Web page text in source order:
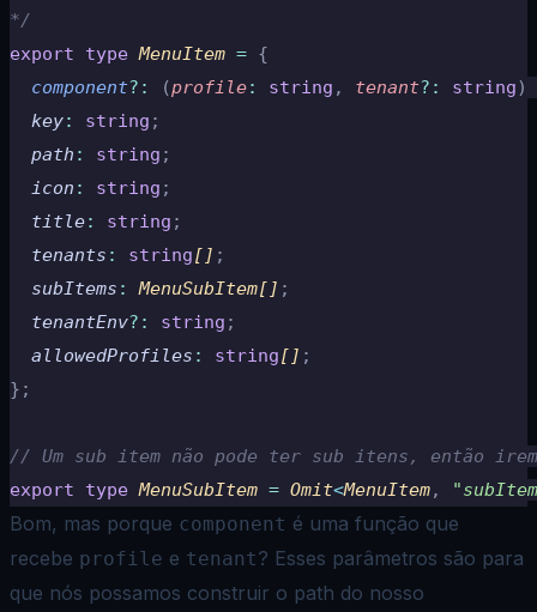
*/
export type MenuItem = {
  component
?: (profile: string , tenant?: string)
  key
: string ;
  path
: string ;
  icon
: string ;
  title
: string ;
  tenants
: string[] ;
  subItems
: MenuSubItem[] ;
  tenantEnv
?: string ;
  allowedProfiles
: string[] ;
};
// Um sub item não pode ter sub itens, então
export type MenuSubItem = Omit<MenuItem, "
Bom, mas porque component é uma função que
recebe profile e tenant? Esses parâmetros são para
que nós possamos construir o path do nosso